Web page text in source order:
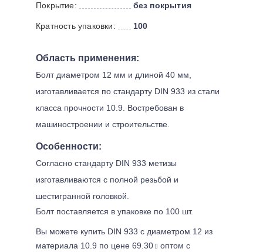
Покрытие: без покрытия
Кратность упаковки: 100
Область применения:
Болт диаметром 12 мм и длиной 40 мм,
изготавливается по стандарту DIN 933 из стали
класса прочности 10.9. Востребован в
машиностроении и строительстве.
Особенности:
Согласно стандарту DIN 933 метизы
изготавливаются с полной резьбой и
шестигранной головкой.
Болт поставляется в упаковке по 100 шт.
Вы можете купить DIN 933 с диаметром 12 из
материала 10.9 по цене 69.30
оптом с